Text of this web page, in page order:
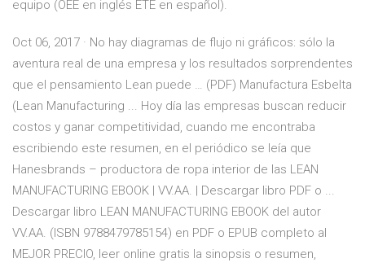
equipo (OEE en inglés ETE en español).
Oct 06, 2017 · No hay diagramas de flujo ni gráficos: sólo la
aventura real de una empresa y los resultados sorprendentes
que el pensamiento Lean puede … (PDF) Manufactura Esbelta
(Lean Manufacturing ... Hoy día las empresas buscan reducir
costos y ganar competitividad, cuando me encontraba
escribiendo este resumen, en el periódico se leía que
Hanesbrands – productora de ropa interior de las LEAN
MANUFACTURING EBOOK | VV.AA. | Descargar libro PDF o ...
Descargar libro LEAN MANUFACTURING EBOOK del autor
VV.AA. (ISBN 9788479785154) en PDF o EPUB completo al
MEJOR PRECIO, leer online gratis la sinopsis o resumen,